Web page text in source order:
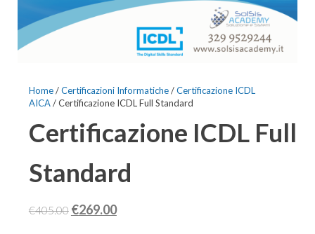
Home/Certificazioni Informatiche/Certificazione ICDL
AICA/ Certificazione ICDL Full Standard
Certificazione ICDL Full
Standard
€405.00 Il
€269.00Il